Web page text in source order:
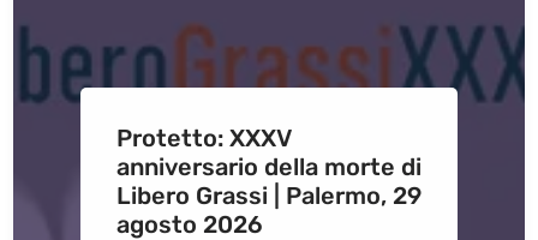
Protetto: XXXV
anniversario della morte di
Libero Grassi | Palermo, 29
agosto 2026